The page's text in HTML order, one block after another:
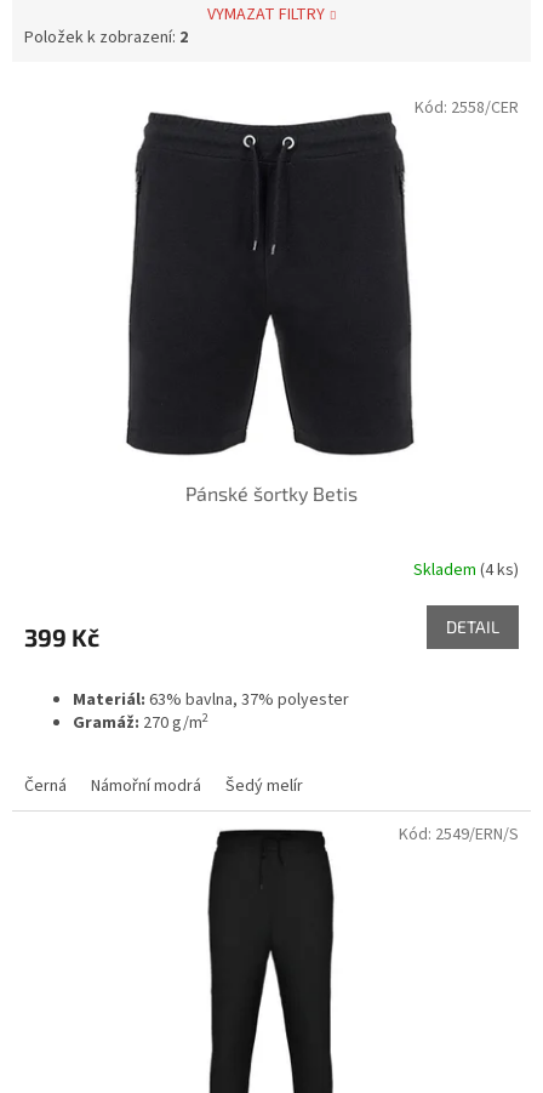
VYMAZAT FILTRY
Položek k zobrazení: 2
Pánské šortky Betis
Skladem (4 ks)
399 Kč DETAIL
Materiál: 63% bavlna, 37% polyester
Gramáž: 270 g/m2
Černá Námořní modrá Šedý melír
Kód: 2558/CER
Kód: 2549/ERN/S